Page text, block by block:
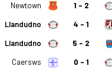
bitti. Goller: M. J.
Newtown 1 - 2
Llandudno 4 - 1
Llandudno 5 - 2
Caersws 0 - 1